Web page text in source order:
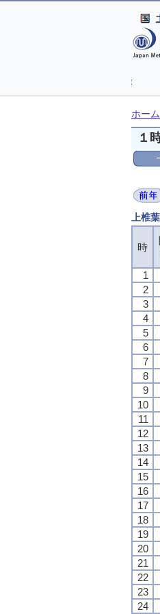
ホーム
１
上椎
時
1
2
3
4
5
6
7
8
9
10
11
12
13
14
15
16
17
18
19
20
21
22
23
24